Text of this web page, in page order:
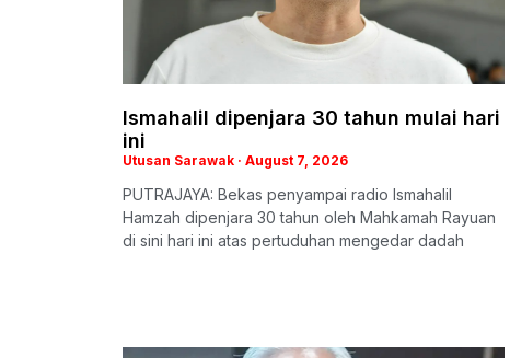
Ismahalil dipenjara 30 tahun mulai hari
ini
Utusan Sarawak August 7, 2026
PUTRAJAYA: Bekas penyampai radio Ismahalil
Hamzah dipenjara 30 tahun oleh Mahkamah Rayuan
di sini hari ini atas pertuduhan mengedar dadah